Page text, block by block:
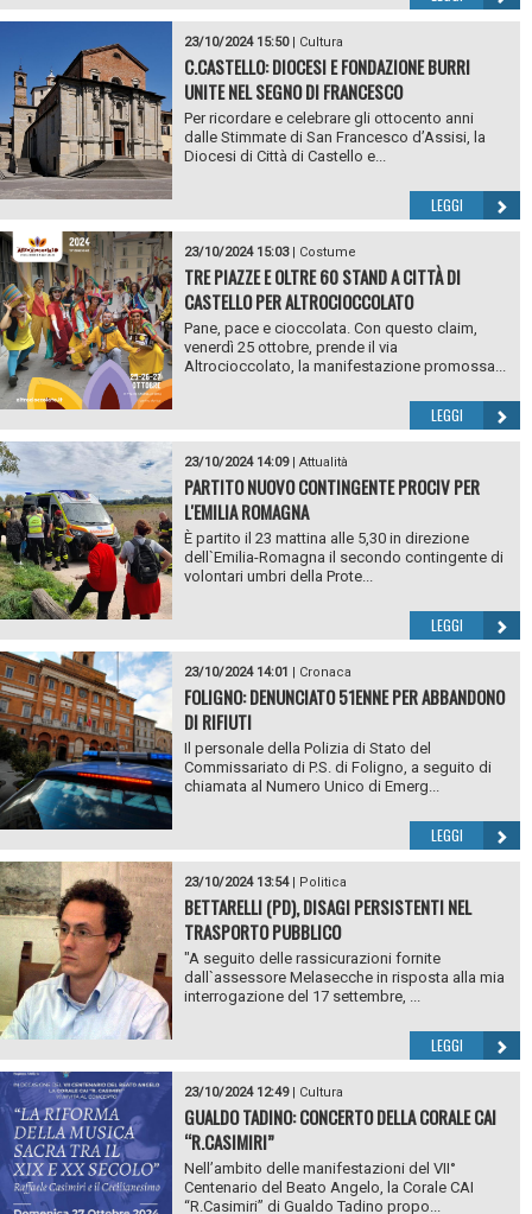
23/10/2024 15:50| Cultura
C.CASTELLO: DIOCESI E FONDAZIONE BURRI
UNITE NEL SEGNO DI FRANCESCO
Per ricordare e celebrare gli ottocento anni
dalle Stimmate di San Francesco d’Assisi, la
Diocesi di Città di Castello e...
LEGGI
23/10/2024 15:03| Costume
TRE PIAZZE E OLTRE 60 STAND A CITTÀ DI
CASTELLO PER ALTROCIOCCOLATO
Pane, pace e cioccolata. Con questo claim,
venerdì 25 ottobre, prende il via
Altrocioccolato, la manifestazione promossa...
LEGGI
23/10/2024 14:09| Attualità
PARTITO NUOVO CONTINGENTE PROCIV PER
L'EMILIA ROMAGNA
È partito il 23 mattina alle 5,30 in direzione
dell`Emilia-Romagna il secondo contingente di
volontari umbri della Prote...
LEGGI
23/10/2024 14:01 | Cronaca
FOLIGNO: DENUNCIATO 51ENNE PER ABBANDONO
DI RIFIUTI
Il personale della Polizia di Stato del
Commissariato di P.S. di Foligno, a seguito di
chiamata al Numero Unico di Emerg...
LEGGI
23/10/2024 13:54| Politica
BETTARELLI (PD), DISAGI PERSISTENTI NEL
TRASPORTO PUBBLICO
"A seguito delle rassicurazioni fornite
dall`assessore Melasecche in risposta alla mia
interrogazione del 17 settembre, ...
LEGGI
23/10/2024 12:49| Cultura
GUALDO TADINO: CONCERTO DELLA CORALE CAI
“R.CASIMIRI”
Nell’ambito delle manifestazioni del VII°
Centenario del Beato Angelo, la Corale CAI
“R.Casimiri” di Gualdo Tadino propo...